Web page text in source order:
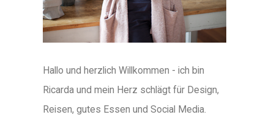
Hallo und herzlich Willkommen - ich bin
Ricarda und mein Herz schlägt für Design,
Reisen, gutes Essen und Social Media.